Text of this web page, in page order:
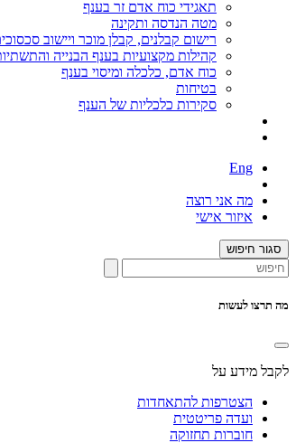
תאגידי כוח אדם זר בענף
מטה הנדסה ותקינה
רישום קבלנים, קבלן מוכר ויישוב
קהילות מקצועיות בענף הבנייה
כוח אדם, כלכלה ומיסוי בענף
בטיחות
סקירות כלכליות של הענף
Eng
מה אני רוצה
איזור אישי
סגור חיפוש
מה תרצו לעשות
לקבל מידע על
הצטרפות להתאחדות
ועדה פריטטית
חוברות תחזוקה